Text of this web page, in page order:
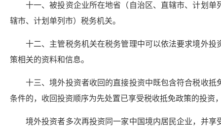
十一、被投资企业所在地省（自治区、直辖市、计划
辖市、计划单列市）税务机关。
十二、主管税务机关在税务管理中可以依法要求境外
策相关的资料和信息。
十三、境外投资者收回的直接投资中既包含符合税收
条件的，收回投资顺序为先处置已享受税收抵免政策的投
境外投资者多次再投资同一家中国境内居民企业，并